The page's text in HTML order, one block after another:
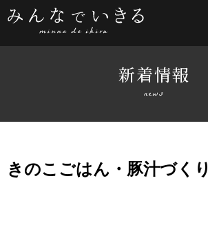
新着情報
news
きのこごはん・豚汁づくり